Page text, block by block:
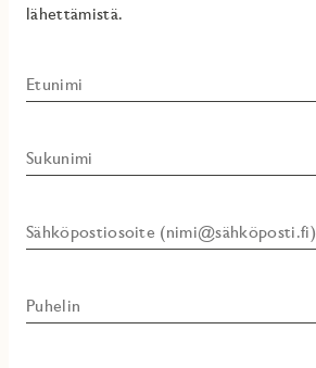
lähettämistä.
Etunimi
Sukunimi
Sähköpostiosoite (nimi@sähköposti.fi)
Puhelin